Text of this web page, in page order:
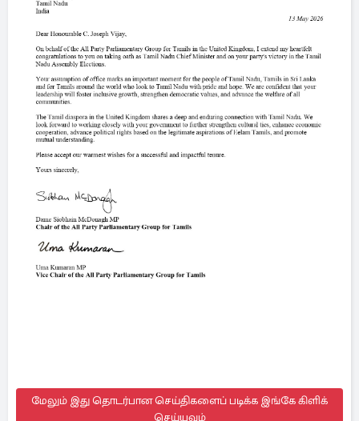
மேலும் இது தொடர்பான செய்திகளைப் படிக்க இங்கே கிளிக்
செய்யவும்